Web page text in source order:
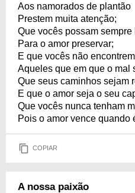
Aos namorados de plantão
Prestem muita atenção;
Que vocês possam sempre
Para o amor preservar;
E que vocês não encontrem
Aqueles que em que o mal
Que seus caminhos sejam
E que o amor seja o seu
Que vocês nunca tenham
Pois o amor vence quando
COPIAR
A nossa paixão